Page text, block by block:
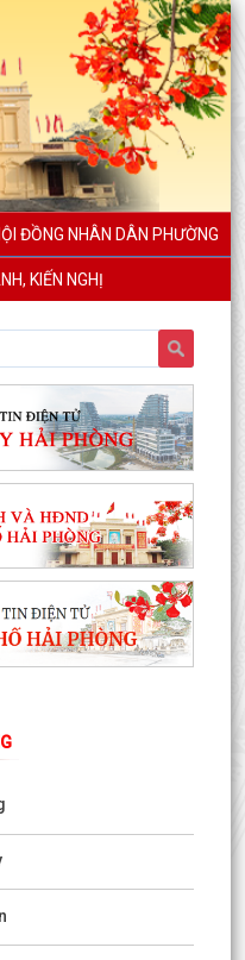
ĐỒNG NHÂN DÂN PHƯỜNG
KIẾN NGHỊ